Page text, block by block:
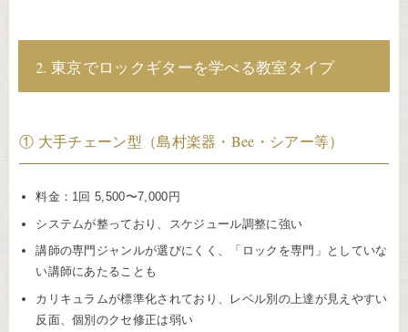
2. 東京でロックギターを学べる教室タイプ
① 大手チェーン型（島村楽器・Bee・シアー等）
料金：1回 5,500〜7,000円
システムが整っており、スケジュール調整に強い
講師の専門ジャンルが選びにくく、「ロックを専門」としていな
い講師にあたることも
カリキュラムが標準化されており、レベル別の上達が見えやすい
反面、個別のクセ修正は弱い